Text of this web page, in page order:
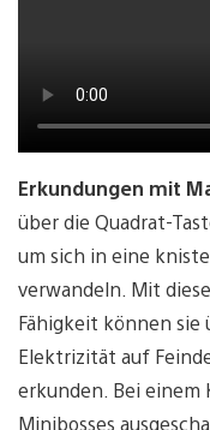
Erkundungen mit
über die Quadrat-
um sich in eine
verwandeln. Mit
Fähigkeit können sie
Elektrizität auf
erkunden. Bei einem
Minibosses